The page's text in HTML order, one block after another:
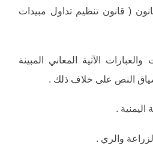
( قانون تنظيم تداول مبيدات
والعبارات الآتية المعاني المبينة
النص على خلاف ذلك .
اليمنية .
الزراعة والري .